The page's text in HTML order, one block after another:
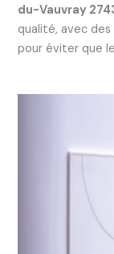
du-Vauvray
qualité, avec
pour éviter que